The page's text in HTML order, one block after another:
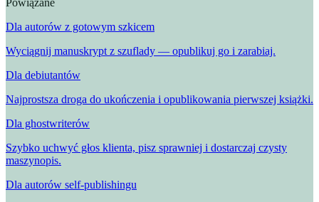
Powiązane
Dla autorów z gotowym szkicem
Wyciągnij manuskrypt z szuflady — opublikuj go i zarabiaj.
Dla debiutantów
Najprostsza droga do ukończenia i opublikowania pierwszej książki.
Dla ghostwriterów
Szybko uchwyć głos klienta, pisz sprawniej i dostarczaj czysty
maszynopis.
Dla autorów self-publishingu